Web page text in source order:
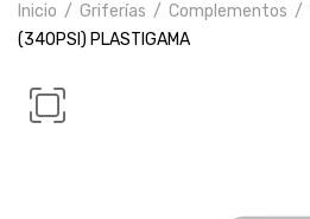
Inicio Griferías Complementos
(340PSI) PLASTIGAMA